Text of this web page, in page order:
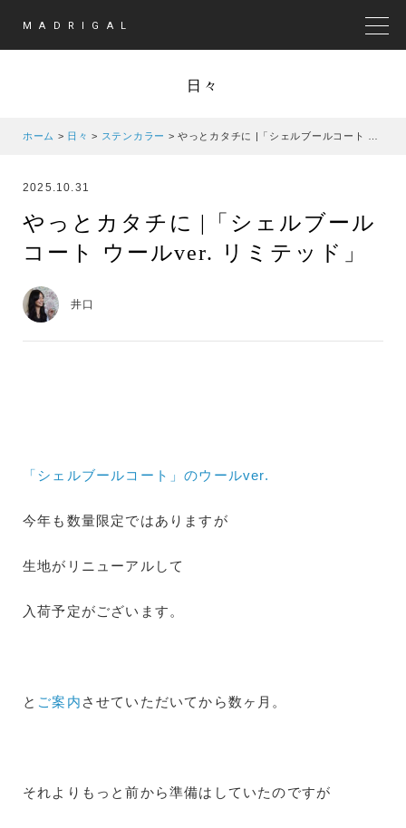
MADRIGAL
日々
ホーム > 日々 > ステンカラー >やっとカタチに |「シェルブールコート ウールver. リミテッド」
2025.10.31
やっとカタチに |「シェルブール
コート ウールver. リミテッド」
井口
「シェルブールコート」のウールver.
今年も数量限定ではありますが
生地がリニューアルして
入荷予定がございます。
と ご案内 させていただいてから数ヶ月。
それよりもっと前から準備はしていたのですが